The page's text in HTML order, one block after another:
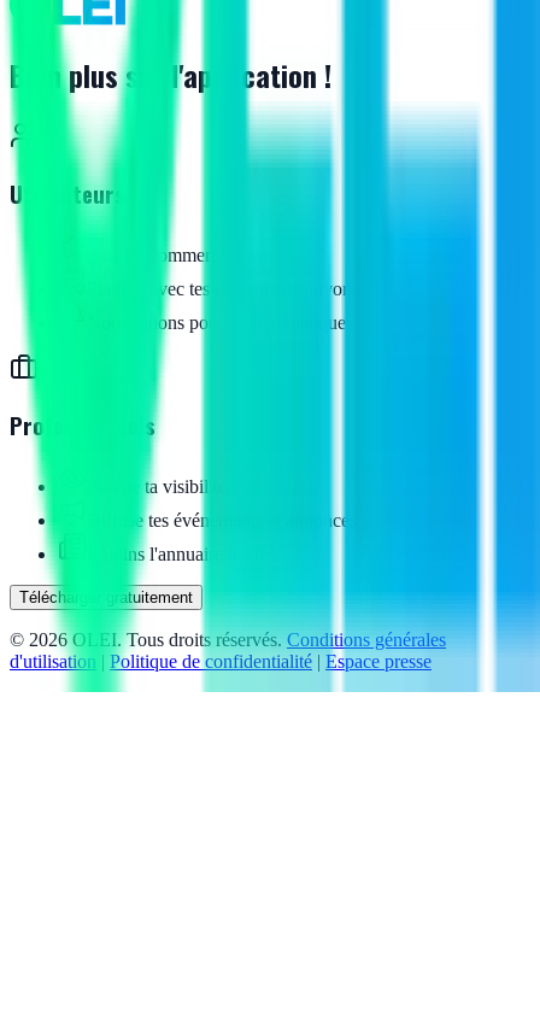
Bien plus sur l'application !
Utilisateurs
Suis tes commerces favoris
Planifie avec tes événements favoris
Notifications pour ne rien manquer
Professionnels
Booste ta visibilité
Diffuse tes événements et annonces
Rejoins l'annuaire local
Télécharger gratuitement
© 2026OLEI. Tous droits réservés. Conditions générales
d'utilisation | Politique de confidentialité | Espace presse